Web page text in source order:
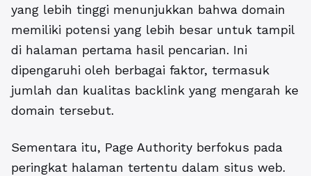
yang lebih tinggi menunjukkan bahwa domain
memiliki potensi yang lebih besar untuk tampil
di halaman pertama hasil pencarian. Ini
dipengaruhi oleh berbagai faktor, termasuk
jumlah dan kualitas backlink yang mengarah ke
domain tersebut.
Sementara itu, Page Authority berfokus pada
peringkat halaman tertentu dalam situs web.